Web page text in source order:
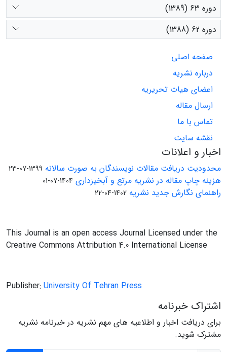
دوره 63 (1389)
دوره 62 (1388)
صفحه اصلی
درباره نشریه
اعضای هیات تحریریه
ارسال مقاله
تماس با ما
نقشه سایت
اخبار و اعلانات
محدودیت دریافت مقالات نویسندگان به صورت سالانه 1399-07-23
هزینه چاپ مقاله در نشریه مرتع و آبخیزداری 1404-07-01
راهنمای نگارش جدید نشریه 1402-04-22
This Journal is an open access Journal Licensed under the
Creative Commons Attribution 4.0 International License
Publisher: University Of Tehran Press
اشتراک خبرنامه
برای دریافت اخبار و اطلاعیه های مهم نشریه در خبرنامه نشریه
مشترک شوید.